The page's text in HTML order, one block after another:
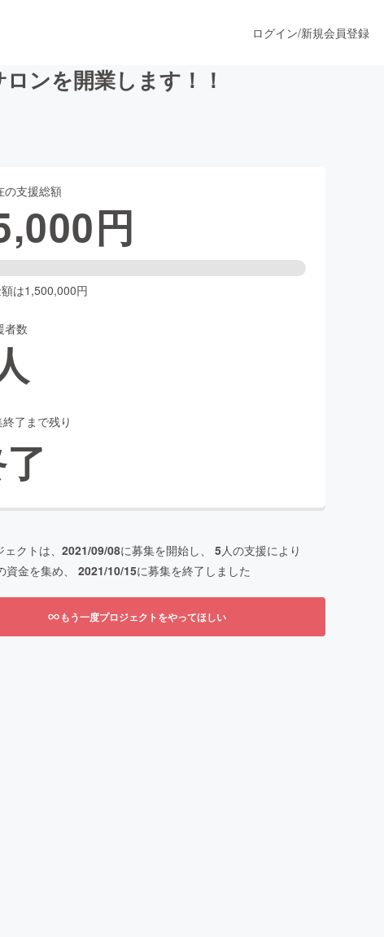
ファッション
ケア
ログイン/新規会員登録
ンを開業します！！
の支援総額
円
は1,500,000円
者数
了まで残り
クトは、 2021/09/08に募集を開始し、 5人の支援により
資金を集め、 2021/10/15に募集を終了しました
もう一度プロジェクトをやってほしい